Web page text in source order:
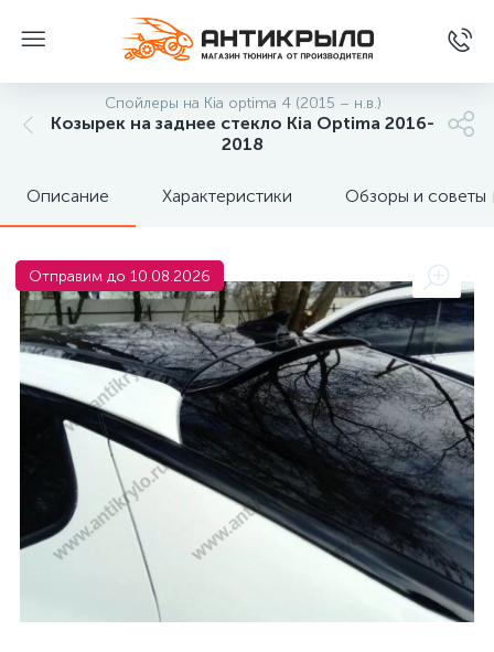
Спойлеры на Kia optima 4 (2015 – н.в.)
Козырек на заднее стекло Kia Optima 2016-
2018
Описание Характеристики Обзоры и советы
Отправим до 10.08.2026